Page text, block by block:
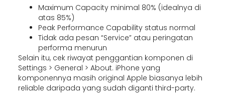
Maximum Capacity minimal 80% (idealnya di
atas 85%)
Peak Performance Capability status normal
Tidak ada pesan “Service” atau peringatan
performa menurun
Selain itu, cek riwayat penggantian komponen di
Settings > General > About. iPhone yang
komponennya masih original Apple biasanya lebih
reliable daripada yang sudah diganti third-party.